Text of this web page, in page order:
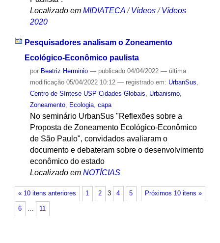
Localizado em MIDIATECA /Vídeos /Vídeos
2020
Pesquisadores analisam o Zoneamento
Ecológico-Econômico paulista
por Beatriz Herminio — publicado04/04/2022 — última
modificação05/04/2022 10:12 — registrado em: UrbanSus,
Centro de Síntese USP Cidades Globais, Urbanismo,
Zoneamento, Ecologia, capa
No seminário UrbanSus "Reflexões sobre a
Proposta de Zoneamento Ecológico-Econômico
de São Paulo", convidados avaliaram o
documento e debateram sobre o desenvolvimento
econômico do estado
Localizado em NOTÍCIAS
« 10 itens anteriores Próximos 10 itens »
1 2 3 4 5
6 … 11